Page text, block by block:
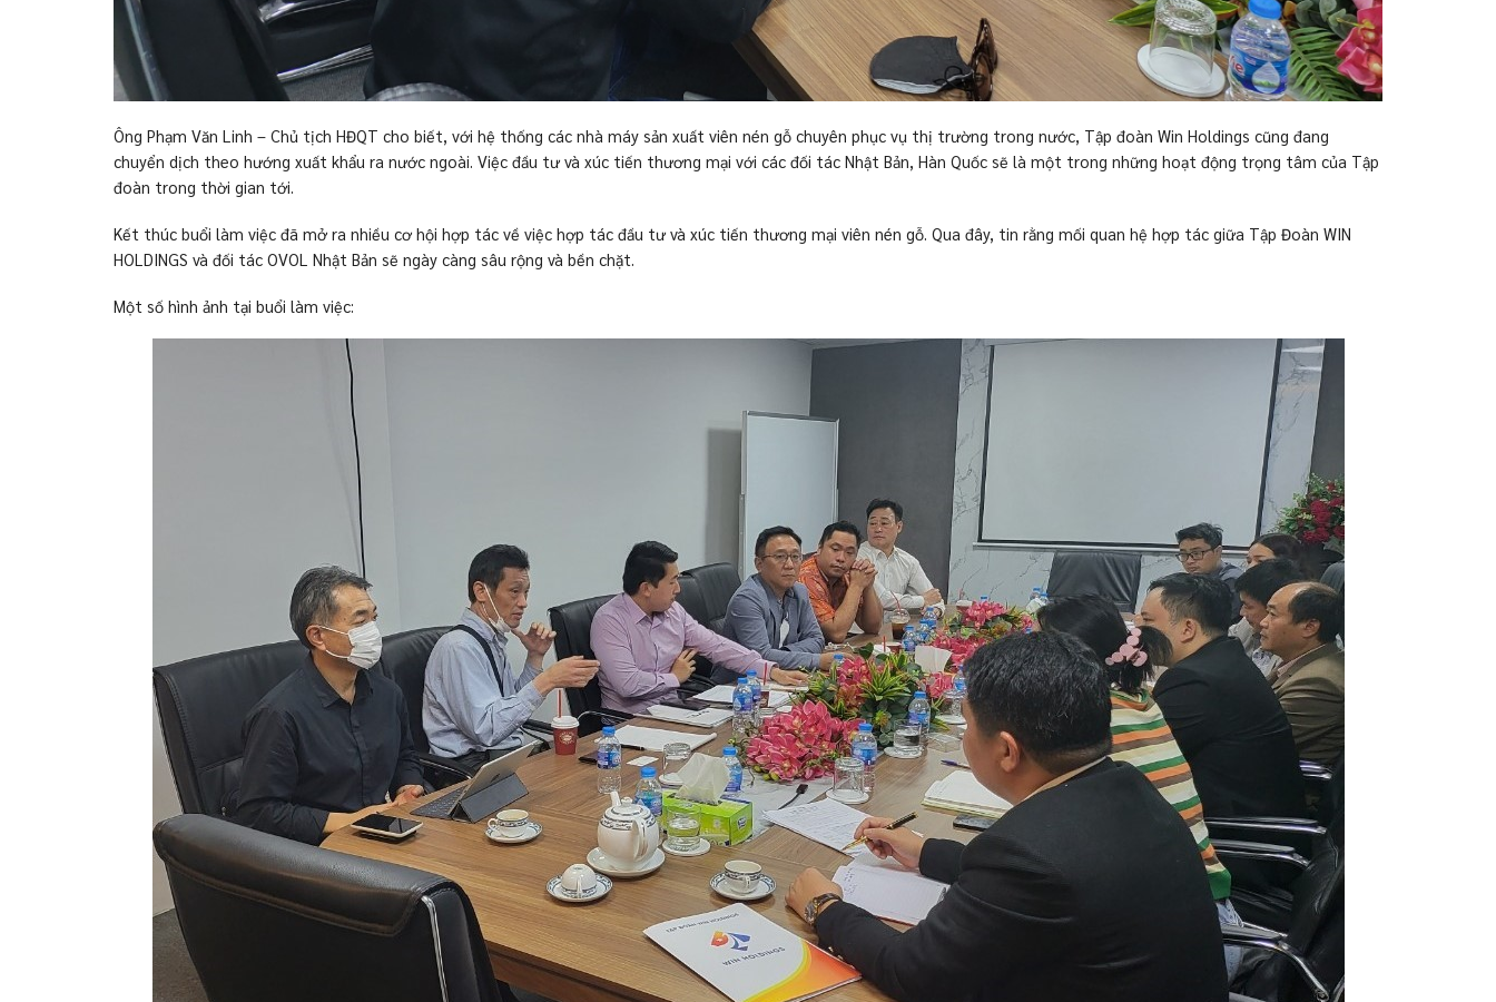
Ông Phạm Văn Linh – Chủ tịch HĐQT cho biết, với hệ thống các nhà máy sản xuất viên nén gỗ chuyên phục vụ thị trường trong nước, Tập đoàn Win Holdings cũng đang
chuyển dịch theo hướng xuất khẩu ra nước ngoài. Việc đầu tư và xúc tiến thương mại với các đối tác Nhật Bản, Hàn Quốc sẽ là một trong những hoạt động trọng tâm của Tập
đoàn trong thời gian tới.
Kết thúc buổi làm việc đã mở ra nhiều cơ hội hợp tác về việc hợp tác đầu tư và xúc tiến thương mại viên nén gỗ. Qua đây, tin rằng mối quan hệ hợp tác giữa Tập Đoàn WIN
HOLDINGS và đối tác OVOL Nhật Bản sẽ ngày càng sâu rộng và bền chặt.
Một số hình ảnh tại buổi làm việc: